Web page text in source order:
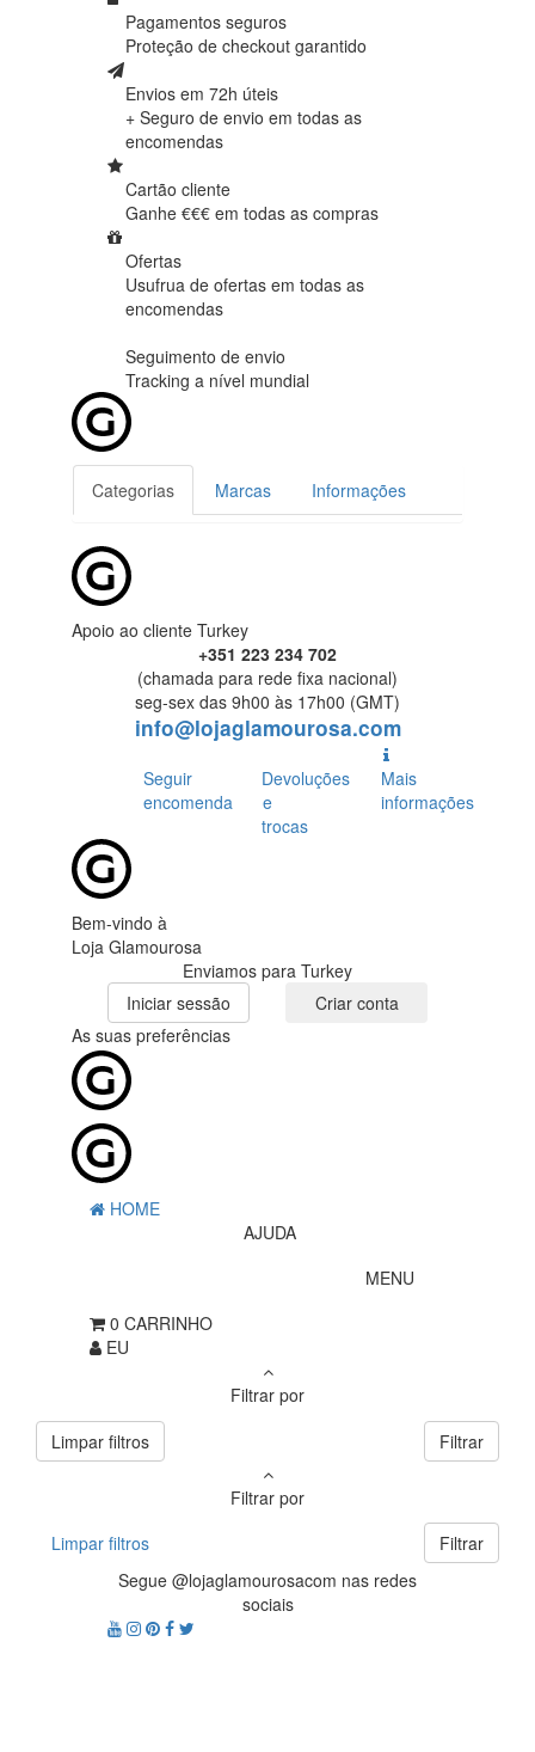
Pagamentos seguros
Proteção de checkout garantido
Envios em 72h úteis
+ Seguro de envio em todas as
encomendas
Cartão cliente
Ganhe €€€ em todas as compras
Ofertas
Usufrua de ofertas em todas as
encomendas
Seguimento de envio
Tracking a nível mundial
Categorias Marcas Informações
Apoio ao cliente Turkey
+351 223 234 702
(chamada para rede fixa nacional)
seg-sex das 9h00 às 17h00 (GMT)
info@lojaglamourosa.com
Seguir
encomenda
Devoluções
e
trocas
Mais
informações
Bem-vindo à
Loja Glamourosa
Enviamos para Turkey
Iniciar sessão
Criar conta
As suas preferências
HOME
AJUDA
MENU
0 CARRINHO
EU
Filtrar por
Limpar filtros
Filtrar
Filtrar por
Limpar filtros
Filtrar
Segue @lojaglamourosacom nas redes
sociais